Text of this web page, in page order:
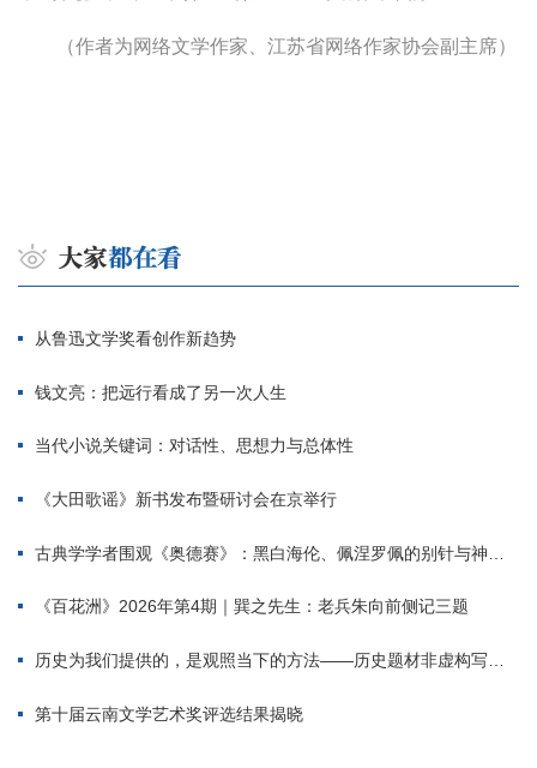
（作者为网络文学作家、江苏省网络作家协会副主席）
从鲁迅文学奖看创作新趋势
钱文亮：把远行看成了另一次人生
当代小说关键词：对话性、思想力与总体性
《大田歌谣》新书发布暨研讨会在京举行
古典学学者围观《奥德赛》：黑白海伦、佩涅罗佩的别针与神秘入侵者
《百花洲》2026年第4期｜巽之先生：老兵朱向前侧记三题
历史为我们提供的，是观照当下的方法——历史题材非虚构写作多人谈
第十届云南文学艺术奖评选结果揭晓